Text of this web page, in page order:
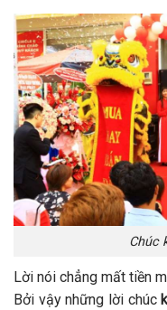
Chúc
Lời nói chẳng mất tiền
Bởi vậy những lời chúc